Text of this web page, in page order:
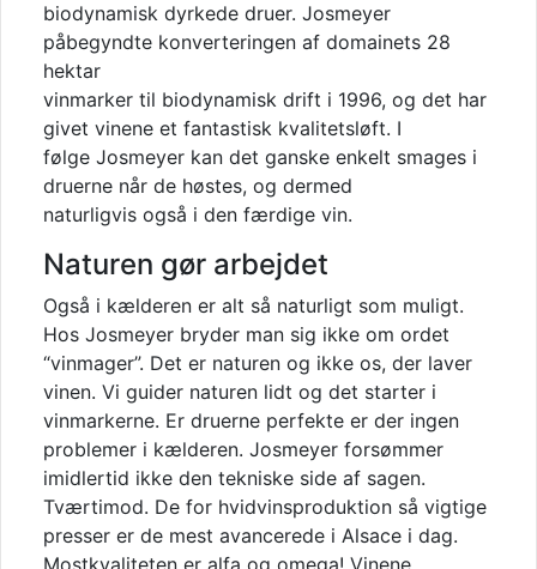
biodynamisk dyrkede druer. Josmeyer
påbegyndte konverteringen af domainets 28
hektar
vinmarker til biodynamisk drift i 1996, og det har
givet vinene et fantastisk kvalitetsløft. I
følge Josmeyer kan det ganske enkelt smages i
druerne når de høstes, og dermed
naturligvis også i den færdige vin.
Naturen gør arbejdet
Også i kælderen er alt så naturligt som muligt.
Hos Josmeyer bryder man sig ikke om ordet
“vinmager”. Det er naturen og ikke os, der laver
vinen. Vi guider naturen lidt og det starter i
vinmarkerne. Er druerne perfekte er der ingen
problemer i kælderen. Josmeyer forsømmer
imidlertid ikke den tekniske side af sagen.
Tværtimod. De for hvidvinsproduktion så vigtige
presser er de mest avancerede i Alsace i dag.
Mostkvaliteten er alfa og omega! Vinene